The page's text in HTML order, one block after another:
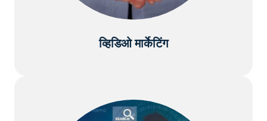
व्हिडिओ मार्केटिंग